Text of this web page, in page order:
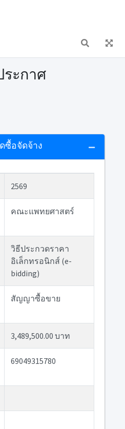
ะกาศ
ซื้อจัดจ้าง
2569
คณะแพทยศาสตร์
วิธีประกวดราคา
อิเล็กทรอนิกส์ (e-
bidding)
สัญญาซื้อขาย
3,489,500.00 บาท
69049315780